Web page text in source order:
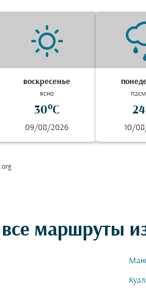
воскресенье
ясно
30°C
09/08/2026 10/
все маршруты